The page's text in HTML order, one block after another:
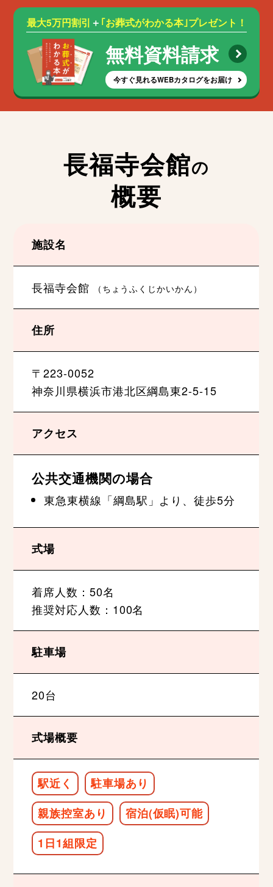
最大5万円割引 ＋ ｢お葬式がわかる本｣プレゼント！
無料資料請求
今すぐ見れるWEBカタログをお届け
長福寺会館の
概要
施設名
長福寺会館 （ちょうふくじかいかん）
住所
〒223-0052
神奈川県横浜市港北区綱島東2-5-15
アクセス
公共交通機関の場合
東急東横線「綱島駅」より、徒歩5分
式場
着席人数：50名
推奨対応人数：100名
駐車場
20台
式場概要
駅近く
駐車場あり
親族控室あり
宿泊(仮眠)可能
1日1組限定